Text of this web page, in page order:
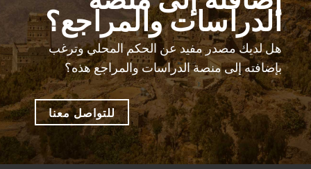
الدراسات والمراجع؟
هل لديك مصدر مفيد عن الحكم المحلي وترغب
بإضافته إلى منصة الدراسات والمراجع هذه؟
للتواصل معنا